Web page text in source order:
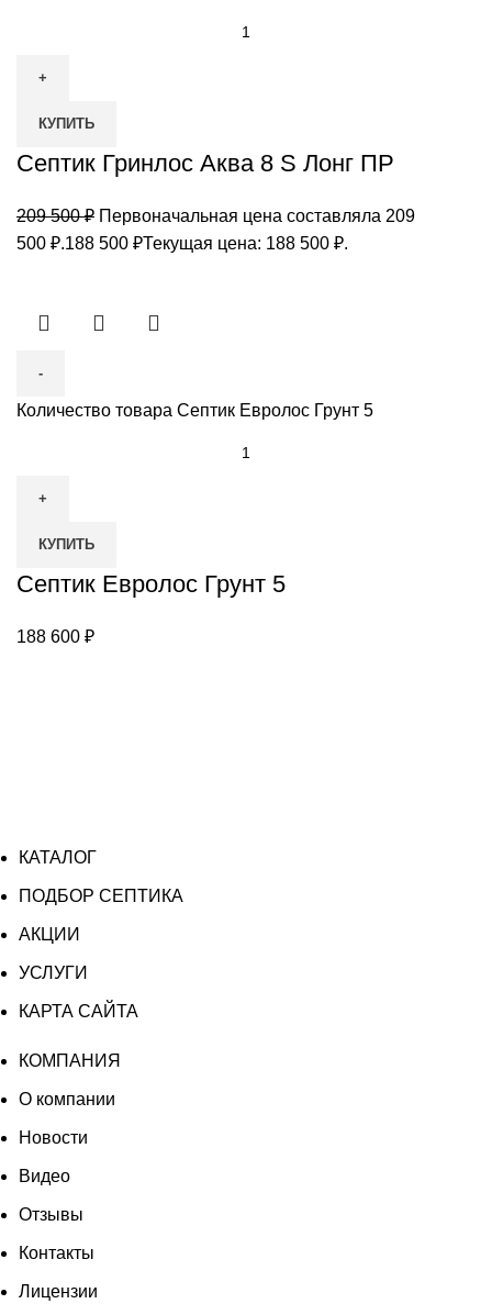
КУПИТЬ
Септик Гринлос Аква 8 S Лонг ПР
209 500₽ Первоначальная цена составляла 209
500 ₽.188 500 ₽Текущая цена: 188 500 ₽.
Количество товара Септик Евролос Грунт 5
КУПИТЬ
Септик Евролос Грунт 5
188 600 ₽
КАТАЛОГ
ПОДБОР СЕПТИКА
АКЦИИ
УСЛУГИ
КАРТА САЙТА
КОМПАНИЯ
О компании
Новости
Видео
Отзывы
Контакты
Лицензии